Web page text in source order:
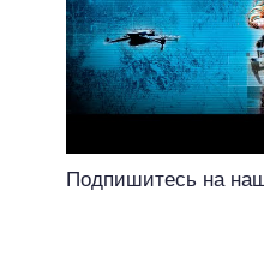
Подпишитесь на